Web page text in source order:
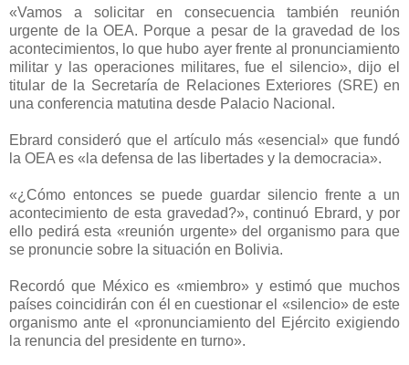
«Vamos a solicitar en consecuencia también reunión
urgente de la OEA. Porque a pesar de la gravedad de los
acontecimientos, lo que hubo ayer frente al pronunciamiento
militar y las operaciones militares, fue el silencio», dijo el
titular de la Secretaría de Relaciones Exteriores (SRE) en
una conferencia matutina desde Palacio Nacional.
Ebrard consideró que el artículo más «esencial» que fundó
la OEA es «la defensa de las libertades y la democracia».
«¿Cómo entonces se puede guardar silencio frente a un
acontecimiento de esta gravedad?», continuó Ebrard, y por
ello pedirá esta «reunión urgente» del organismo para que
se pronuncie sobre la situación en Bolivia.
Recordó que México es «miembro» y estimó que muchos
países coincidirán con él en cuestionar el «silencio» de este
organismo ante el «pronunciamiento del Ejército exigiendo
la renuncia del presidente en turno».